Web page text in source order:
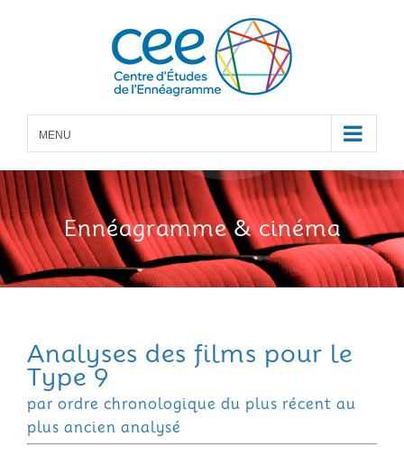
MENU
Ennéagramme& cinéma
Analyses des films pour le
Type 9
par ordre chronologique du plus récent au
plus ancien analysé